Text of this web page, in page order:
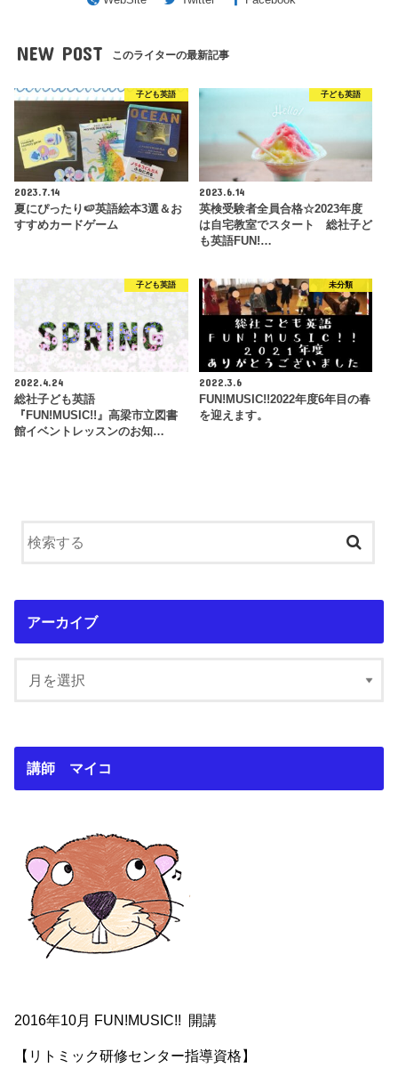
NEW POST このライターの最新記事
子ども英語
2023.7.14
夏にぴったり🍉英語絵本3選＆お
すすめカードゲーム
子ども英語
2023.6.14
英検受験者全員合格☆2023年度
は自宅教室でスタート 総社子ど
も英語FUN!…
子ども英語
2022.4.24
総社子ども英語
『FUN!MUSIC!!』高梁市立図書
館イベントレッスンのお知…
未分類
2022.3.6
FUN!MUSIC!!2022年度6年目の春
を迎えます。
アーカイブ
講師 マイコ
2016年10月 FUN!MUSIC!! 開講
【リトミック研修センター指導資格】